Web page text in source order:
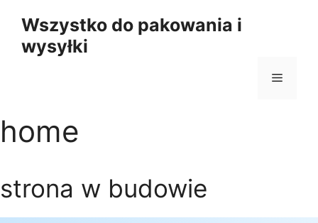
treści
Wszystko do pakowania i
wysyłki
Menu
home
strona w budowie